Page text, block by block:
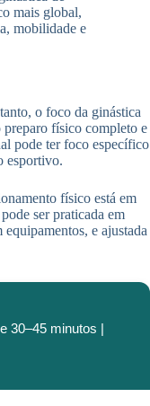
mais global,
mobilidade e
o foco da ginástica
físico completo e
pode ter foco específico
esportivo.
físico está em
ser praticada em
e ajustada
30–45 minutos |